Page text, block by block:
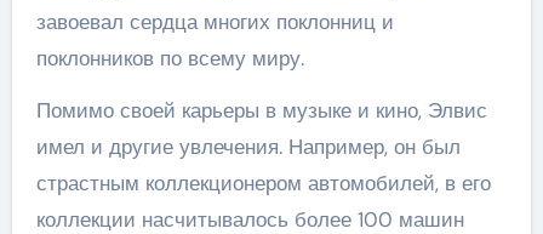
завоевал сердца многих поклонниц и
поклонников по всему миру.
Помимо своей карьеры в музыке и кино, Элвис
имел и другие увлечения. Например, он был
страстным коллекционером автомобилей, в его
коллекции насчитывалось более 100 машин